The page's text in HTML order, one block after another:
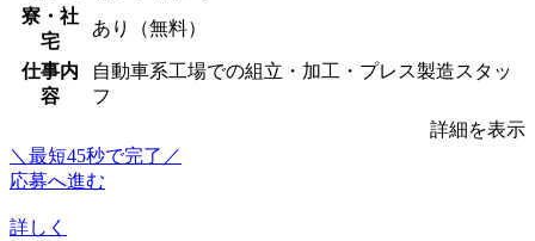
寮・社
宅
あり（無料）
仕事内
容
自動車系工場での組立・加工・プレス製造スタッ
フ
詳細を表示
＼最短45秒で完了／
応募へ進む
詳しく